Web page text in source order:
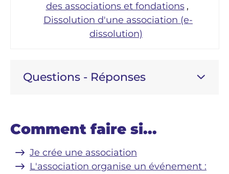
des associations et fondations ,
Dissolution d'une association (e-
dissolution)
Questions - Réponses
Comment faire si...
Je crée une association
L'association organise un événement :